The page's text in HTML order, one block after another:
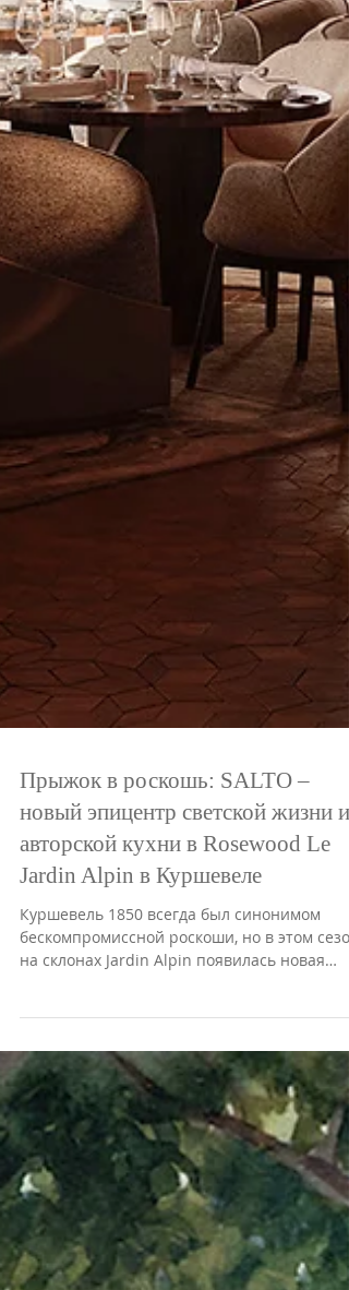
Прыжок в роскошь: SALTO –
новый эпицентр светской жизни и
авторской кухни в Rosewood Le
Jardin Alpin в Куршевеле
точка притяжения. Ресторан SALTO
(«Прыжок») в новом отеле Rosewood
Courchevel Le Jardin Alpin – это не просто
место, чтобы восполнить силы между
спусками, а концептуальное пространство,
которое открывается по-новому в разное
время суток. Аромат гриля днем и
элегантный апре-ски вечером Дневной
ритуал начинается на панорамной террасе.
Формат ski-in/s